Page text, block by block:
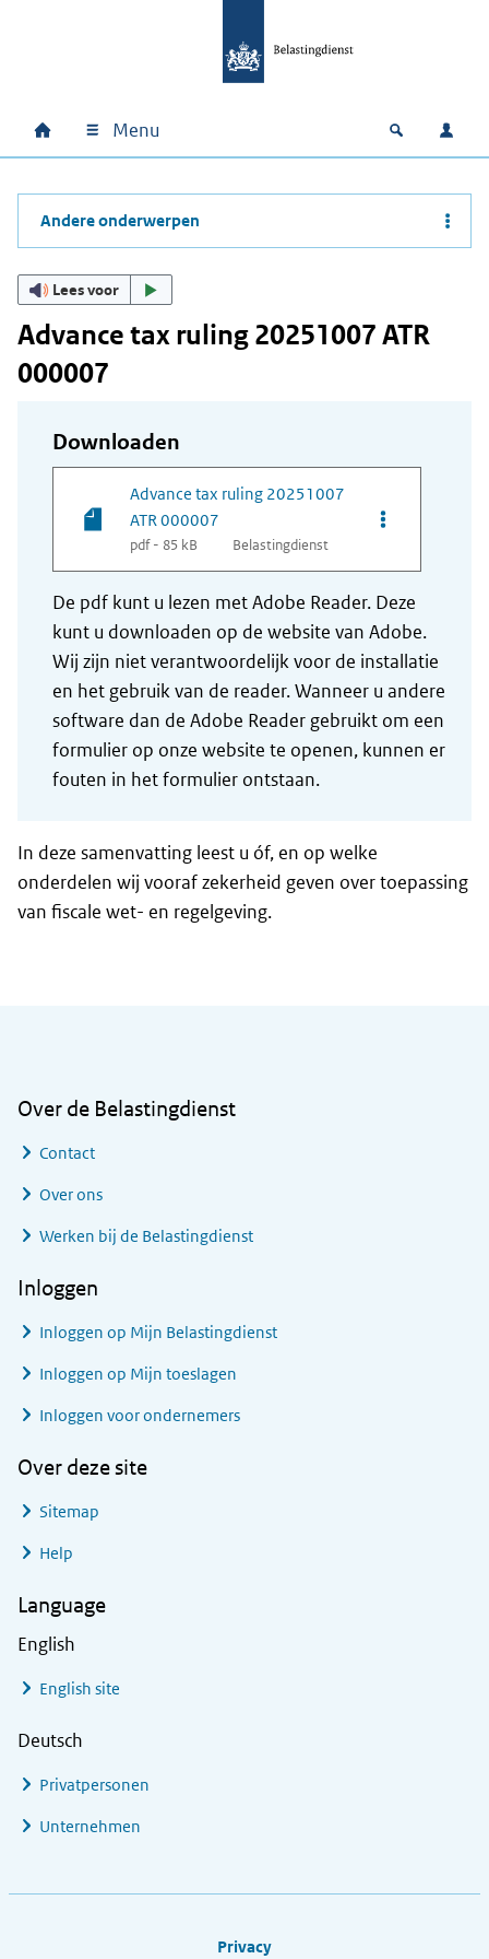
Hoofdnavigatie
Home Menu Open
Andere onderwerpen
Lees voor
Advance tax ruling 20251007 ATR
000007
Downloaden
Advance tax ruling 20251007
ATR 000007
pdf - 85 kB Belastingdienst
Opties van
De pdf kunt u lezen met Adobe Reader. Deze
kunt u downloaden op de website van Adobe.
Wij zijn niet verantwoordelijk voor de installatie
en het gebruik van de reader. Wanneer u andere
software dan de Adobe Reader gebruikt om een
formulier op onze website te openen, kunnen er
fouten in het formulier ontstaan.
In deze samenvatting leest u óf, en op welke
onderdelen wij vooraf zekerheid geven over toepassing
van fiscale wet- en regelgeving.
Over de Belastingdienst
Contact
Over ons
Werken bij de Belastingdienst
Inloggen
Inloggen op Mijn Belastingdienst
Inloggen op Mijn toeslagen
Inloggen voor ondernemers
Over deze site
Sitemap
Help
Language
English
English site
Deutsch
Privatpersonen
Unternehmen
Privacy